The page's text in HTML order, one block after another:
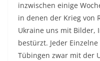
inzwischen einige
in denen der Krieg von
Ukraine uns mit Bilder,
bestürzt. Jeder
Tübingen zwar mit der